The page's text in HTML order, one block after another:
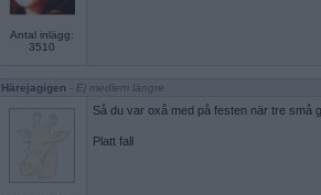
Antal inlägg:
3510
Härejagigen - Ej medlem längre
Så du var oxå med på festen när tre små
Platt fall